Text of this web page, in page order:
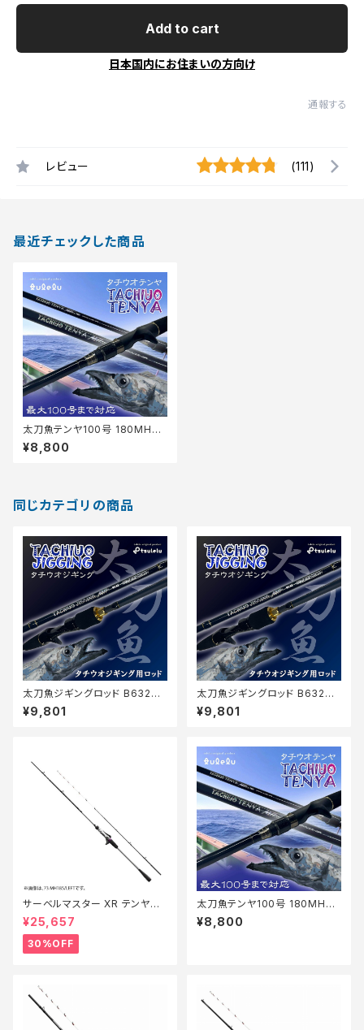
Add to cart
日本国内にお住まいの方向け
通報する
レビュー (111)
最近チェックした商品
太刀魚テンヤ100号 180MH+
マットブルー
¥8,800
同じカテゴリの商品
太刀魚ジギングロッド B632M
H+マットブルー
¥9,801
太刀魚ジギングロッド B632M
H+マットブラック
¥9,801
サーベルマスター XR テンヤ
73MH 185R【特価ロッド】【30】
¥25,657
30%OFF
太刀魚テンヤ100号 180MH+
マットブラック
¥8,800